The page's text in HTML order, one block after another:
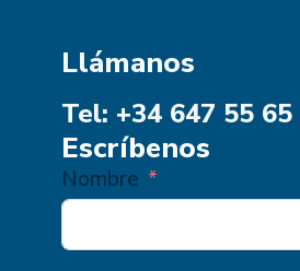
Llámanos
Tel: +34 647 55 65
Escríbenos
Nombre